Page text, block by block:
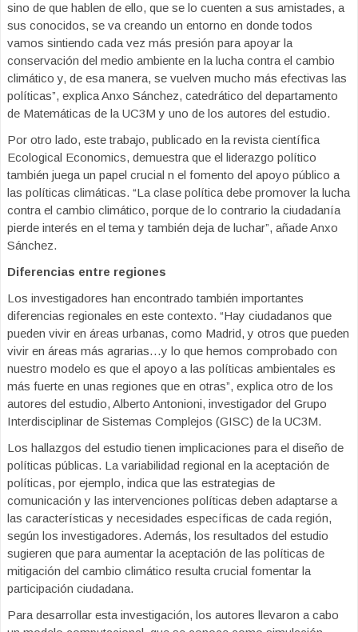
sino de que hablen de ello, que se lo cuenten a sus amistades, a
sus conocidos, se va creando un entorno en donde todos
vamos sintiendo cada vez más presión para apoyar la
conservación del medio ambiente en la lucha contra el cambio
climático y, de esa manera, se vuelven mucho más efectivas las
políticas”, explica Anxo Sánchez, catedrático del departamento
de Matemáticas de la UC3M y uno de los autores del estudio.
Por otro lado, este trabajo, publicado en la revista científica
Ecological Economics, demuestra que el liderazgo político
también juega un papel crucial n el fomento del apoyo público a
las políticas climáticas. “La clase política debe promover la lucha
contra el cambio climático, porque de lo contrario la ciudadanía
pierde interés en el tema y también deja de luchar”, añade Anxo
Sánchez.
Diferencias entre regiones
Los investigadores han encontrado también importantes
diferencias regionales en este contexto. “Hay ciudadanos que
pueden vivir en áreas urbanas, como Madrid, y otros que pueden
vivir en áreas más agrarias…y lo que hemos comprobado con
nuestro modelo es que el apoyo a las políticas ambientales es
más fuerte en unas regiones que en otras”, explica otro de los
autores del estudio, Alberto Antonioni, investigador del Grupo
Interdisciplinar de Sistemas Complejos (GISC) de la UC3M.
Los hallazgos del estudio tienen implicaciones para el diseño de
políticas públicas. La variabilidad regional en la aceptación de
políticas, por ejemplo, indica que las estrategias de
comunicación y las intervenciones políticas deben adaptarse a
las características y necesidades específicas de cada región,
según los investigadores. Además, los resultados del estudio
sugieren que para aumentar la aceptación de las políticas de
mitigación del cambio climático resulta crucial fomentar la
participación ciudadana.
Para desarrollar esta investigación, los autores llevaron a cabo